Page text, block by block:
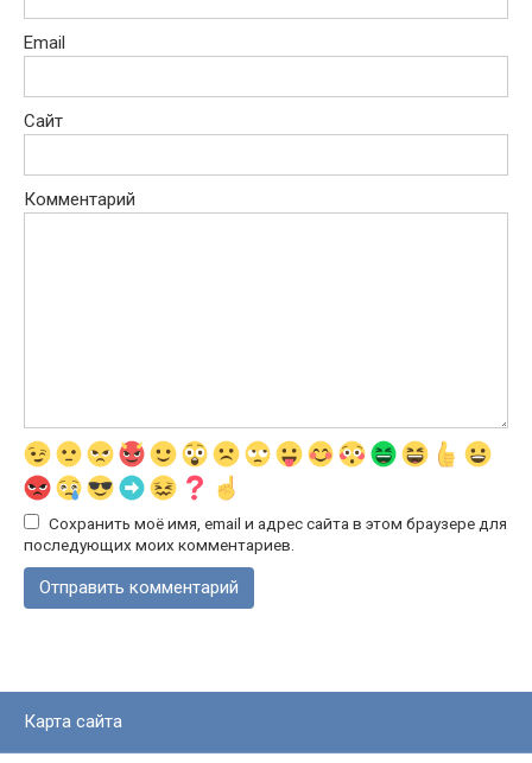
Email
Сайт
Комментарий
Сохранить моё имя, email и адрес сайта в этом браузере для
последующих моих комментариев.
Карта сайта